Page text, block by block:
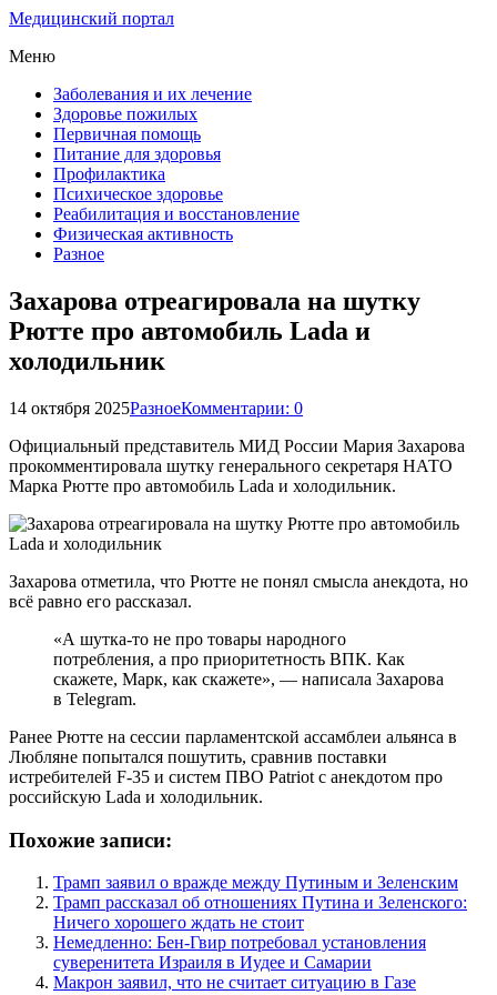
Медицинский портал
Меню
Заболевания и их лечение
Здоровье пожилых
Первичная помощь
Питание для здоровья
Профилактика
Психическое здоровье
Реабилитация и восстановление
Физическая активность
Разное
Захарова отреагировала на шутку
Рютте про автомобиль Lada и
холодильник
14 октября 2025РазноеКомментарии: 0
Официальный представитель МИД России Мария Захарова
прокомментировала шутку генерального секретаря НАТО
Марка Рютте про автомобиль Lada и холодильник.
Захарова отметила, что Рютте не понял смысла анекдота, но
всё равно его рассказал.
«А шутка-то не про товары народного
потребления, а про приоритетность ВПК. Как
скажете, Марк, как скажете», — написала Захарова
в Telegram.
Ранее Рютте на сессии парламентской ассамблеи альянса в
Любляне попытался пошутить, сравнив поставки
истребителей F-35 и систем ПВО Patriot с анекдотом про
российскую Lada и холодильник.
Похожие записи:
Трамп заявил о вражде между Путиным и Зеленским
Трамп рассказал об отношениях Путина и Зеленского:
Ничего хорошего ждать не стоит
Немедленно: Бен-Гвир потребовал установления
суверенитета Израиля в Иудее и Самарии
Макрон заявил, что не считает ситуацию в Газе